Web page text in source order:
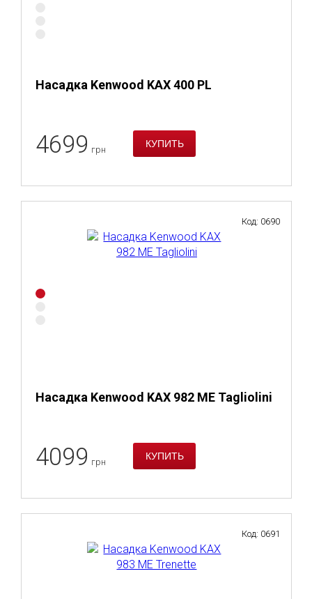
Насадка Kenwood KAX 400 PL
4699 грн
Насадка Kenwood KAX 982 ME Tagliolini
Код: 0690
4099 грн
Код: 0691